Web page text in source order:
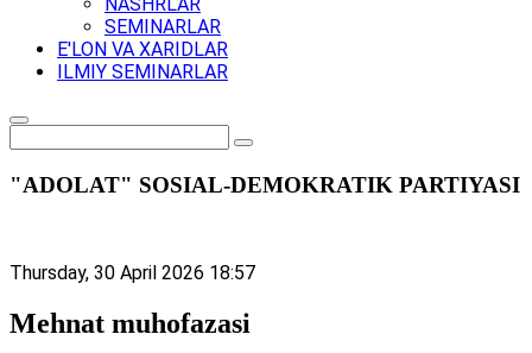
SEMINARLAR
E'LON VA XARIDLAR
ILMIY SEMINARLAR
"ADOLAT" SOSIAL-DEMOKRATIK PARTIYASI
Thursday, 30 April 2026 18:57
Mehnat muhofazasi